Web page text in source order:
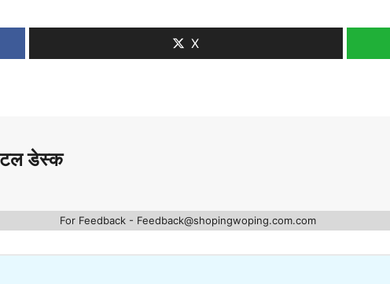
X
डेस्क
For Feedback - Feedback@shopingwoping.com.com